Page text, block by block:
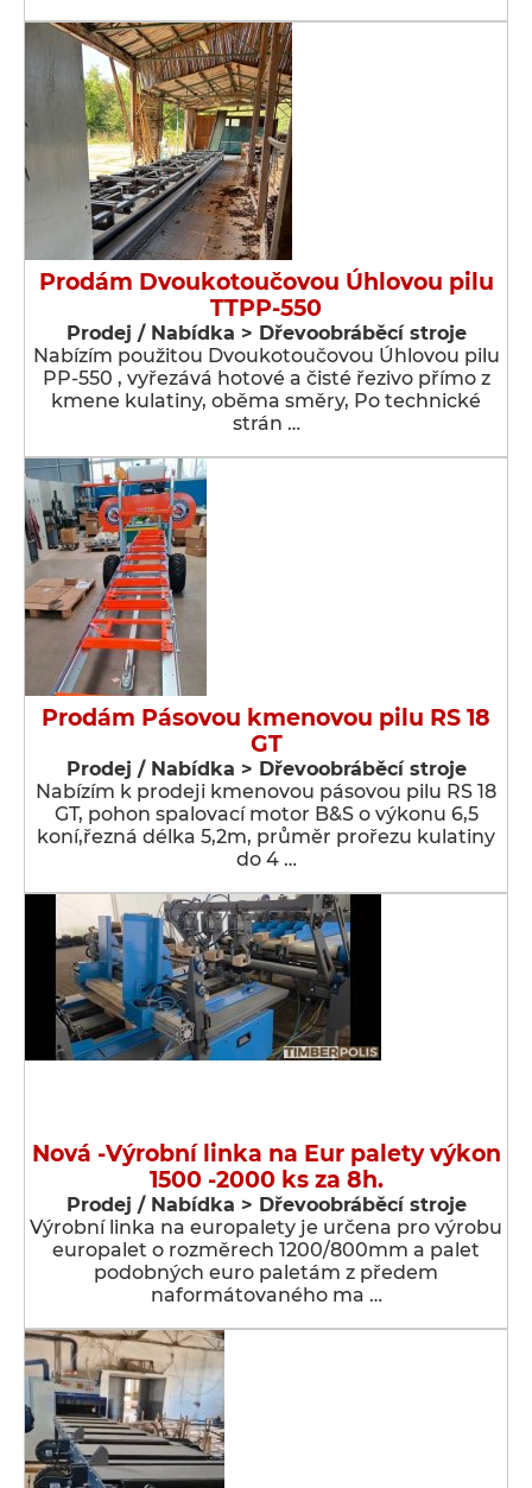
Prodám Dvoukotoučovou Úhlovou pilu
TTPP-550
Prodej / Nabídka > Dřevoobráběcí stroje
Nabízím použitou Dvoukotoučovou Úhlovou pilu
PP-550 , vyřezává hotové a čisté řezivo přímo z
kmene kulatiny, oběma směry, Po technické
strán …
Prodám Pásovou kmenovou pilu RS 18
GT
Prodej / Nabídka > Dřevoobráběcí stroje
Nabízím k prodeji kmenovou pásovou pilu RS 18
GT, pohon spalovací motor B&S o výkonu 6,5
koní,řezná délka 5,2m, průměr prořezu kulatiny
do 4 …
Nová -Výrobní linka na Eur palety výkon
1500 -2000 ks za 8h.
Prodej / Nabídka > Dřevoobráběcí stroje
Výrobní linka na europalety je určena pro výrobu
europalet o rozměrech 1200/800mm a palet
podobných euro paletám z předem
naformátovaného ma …